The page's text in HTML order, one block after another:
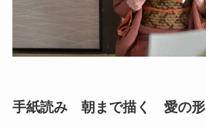
手紙読み 朝まで描く 愛の形